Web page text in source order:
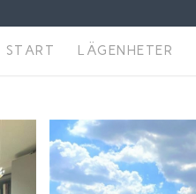
START LÄGENHETER